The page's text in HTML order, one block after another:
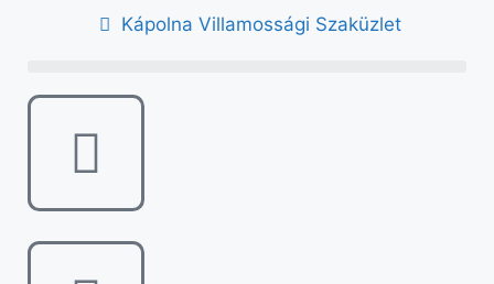
Kápolna Villamossági Szaküzlet